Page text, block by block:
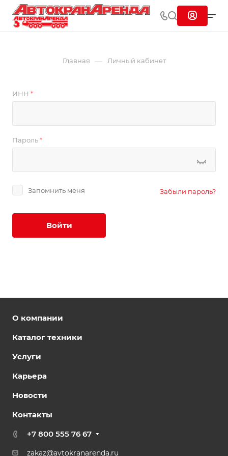
Главная — Личный кабинет
ИНН *
Пароль*
Запомнить меня Забыли пароль?
Войти
О компании
Каталог техники
Услуги
Карьера
Новости
Контакты
+7 800 555 76 67
zakaz@avtokranarenda.ru